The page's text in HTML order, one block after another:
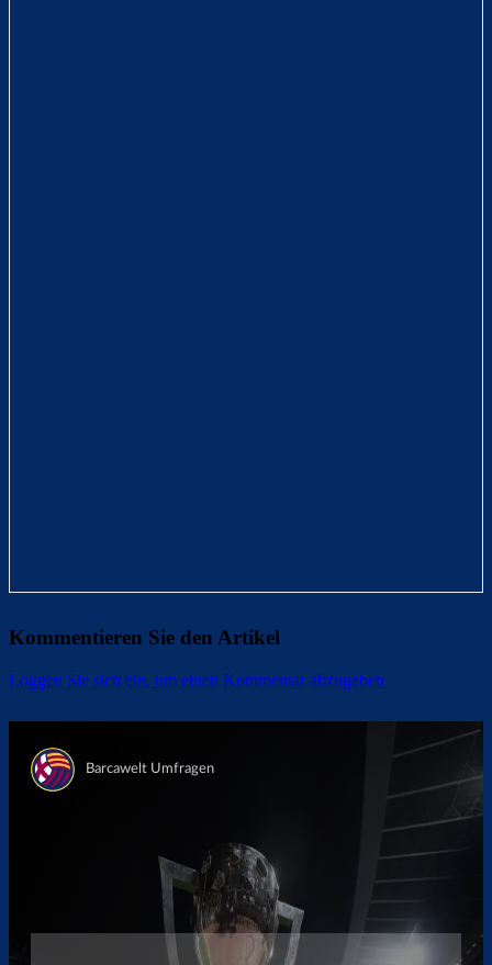
Kommentieren Sie den Artikel
Loggen Sie sich ein, um einen Kommentar abzugeben
Überspringen